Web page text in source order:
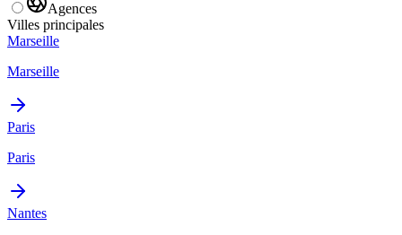
Agences
Villes principales
Marseille
Marseille
Paris
Paris
Nantes